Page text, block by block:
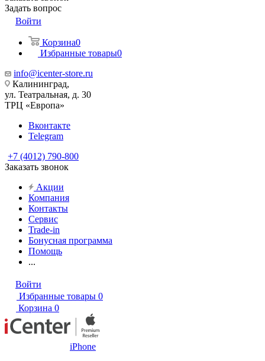
Задать вопрос
Войти
Корзина0
Избранные товары0
info@icenter-store.ru
Калининград,
ул. Театральная, д. 30
ТРЦ «Европа»
Вконтакте
Telegram
+7 (4012) 790-800
Заказать звонок
Акции
Компания
Контакты
Сервис
Trade-in
Бонусная программа
Помощь
...
Войти
Избранные товары 0
Корзина 0
iPhone